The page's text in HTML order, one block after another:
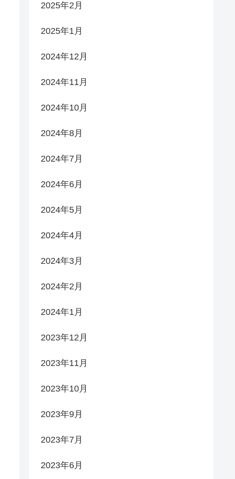
2025年2月
2025年1月
2024年12月
2024年11月
2024年10月
2024年8月
2024年7月
2024年6月
2024年5月
2024年4月
2024年3月
2024年2月
2024年1月
2023年12月
2023年11月
2023年10月
2023年9月
2023年7月
2023年6月